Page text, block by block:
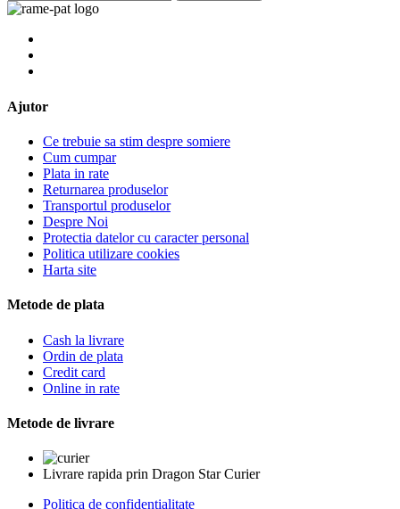
Ajutor
Ce trebuie sa stim despre somiere
Cum cumpar
Plata in rate
Returnarea produselor
Transportul produselor
Despre Noi
Protectia datelor cu caracter personal
Politica utilizare cookies
Harta site
Metode de plata
Cash la livrare
Ordin de plata
Credit card
Online in rate
Metode de livrare
Livrare rapida prin Dragon Star Curier
Politica de confidentialitate